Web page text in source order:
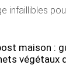
infaillibles
maison :
végétaux